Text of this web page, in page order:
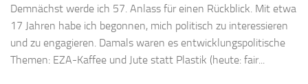
Demnächst werde ich 57. Anlass für einen Rückblick. Mit etwa
17 Jahren habe ich begonnen, mich politisch zu interessieren
und zu engagieren. Damals waren es entwicklungspolitische
Themen: EZA-Kaffee und Jute statt Plastik (heute: fair...